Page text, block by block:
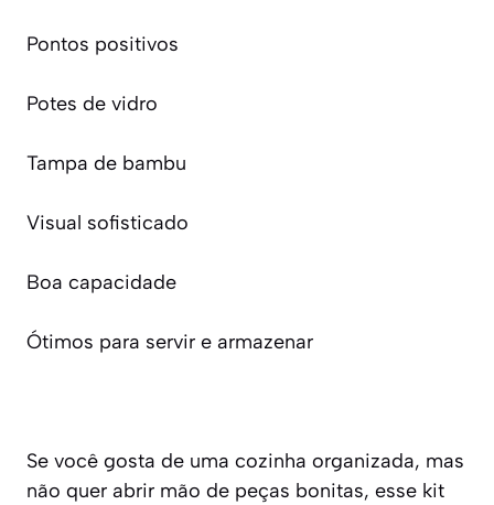
Pontos positivos
Potes de vidro
Tampa de bambu
Visual sofisticado
Boa capacidade
Ótimos para servir e armazenar
Se você gosta de uma cozinha organizada, mas
não quer abrir mão de peças bonitas, esse kit